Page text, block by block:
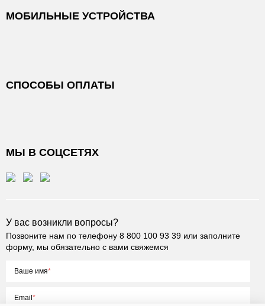
МОБИЛЬНЫЕ УСТРОЙСТВА
СПОСОБЫ ОПЛАТЫ
МЫ В СОЦСЕТЯХ
У вас возникли вопросы?
Позвоните нам по телефону 8 800 100 93 39 или заполните
форму, мы обязательно с вами свяжемся
Ваше имя
Email